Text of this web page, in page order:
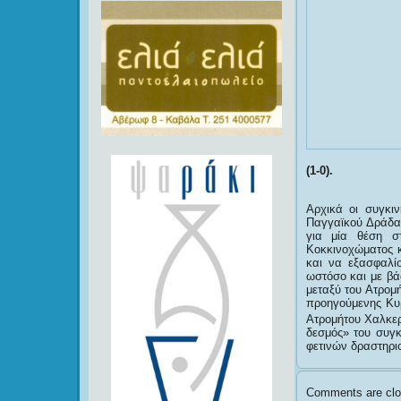
(1-0).
Αρχικά οι
Παγγαϊκού
για μία θέση
Κοκκινοχώματος
και να
ωστόσο και με
μεταξύ του
προηγούμενης
Ατρομήτου
δεσμός» του
φετινών
Comments are